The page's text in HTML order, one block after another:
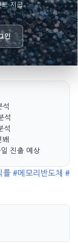
지급
인
석
석
석
봬
진출 예상
률 #메모리반도체 #